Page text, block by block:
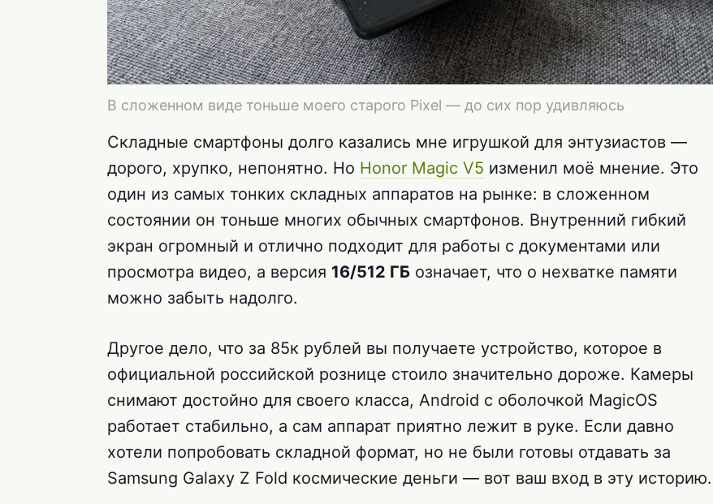
В сложенном виде тоньше моего старого Pixel — до сих пор удивляюсь
Складные смартфоны долго казались мне игрушкой для энтузиастов —
дорого, хрупко, непонятно. Но Honor Magic V5 изменил моё мнение. Это
один из самых тонких складных аппаратов на рынке: в сложенном
состоянии он тоньше многих обычных смартфонов. Внутренний гибкий
экран огромный и отлично подходит для работы с документами или
просмотра видео, а версия 16/512 ГБ означает, что о нехватке памяти
можно забыть надолго.
Другое дело, что за 85к рублей вы получаете устройство, которое в
официальной российской рознице стоило значительно дороже. Камеры
снимают достойно для своего класса, Android с оболочкой MagicOS
работает стабильно, а сам аппарат приятно лежит в руке. Если давно
хотели попробовать складной формат, но не были готовы отдавать за
Samsung Galaxy Z Fold космические деньги — вот ваш вход в эту историю.